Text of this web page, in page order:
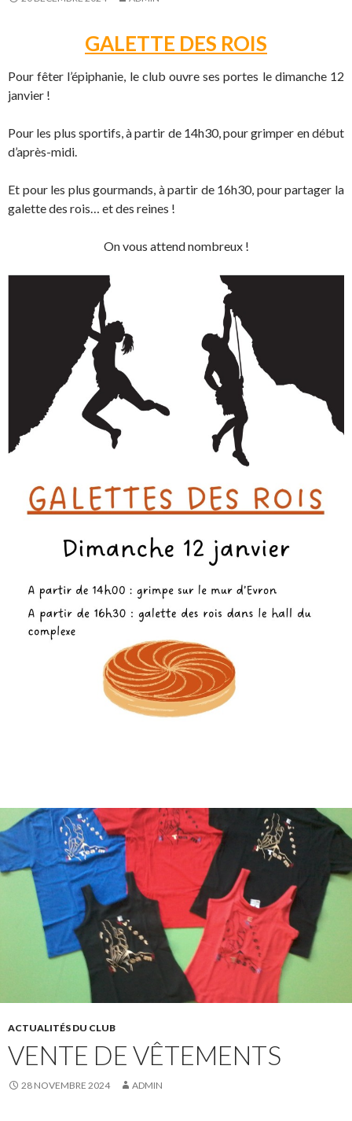
GALETTE DES ROIS
Pour fêter l’épiphanie, le club ouvre ses portes le dimanche 12
janvier !
Pour les plus sportifs, à partir de 14h30, pour grimper en début
d’après-midi.
Et pour les plus gourmands, à partir de 16h30, pour partager la
galette des rois… et des reines !
On vous attend nombreux !
ACTUALITÉS DU CLUB
VENTE DE VÊTEMENTS
28 NOVEMBRE 2024 ADMIN